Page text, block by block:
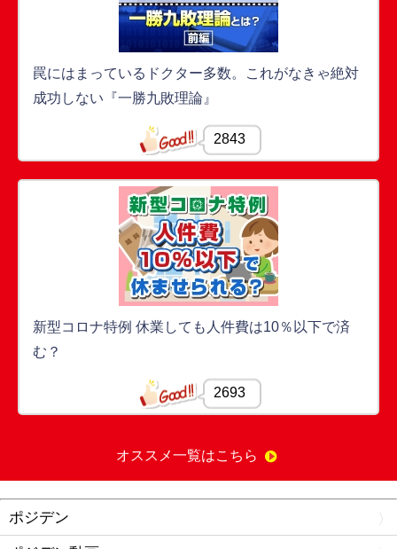
罠にはまっているドクター多数。これがなきゃ絶対
成功しない『一勝九敗理論』
2843
新型コロナ特例 休業しても人件費は10％以下で済
む？
2693
オススメ一覧はこちら
ポジデン